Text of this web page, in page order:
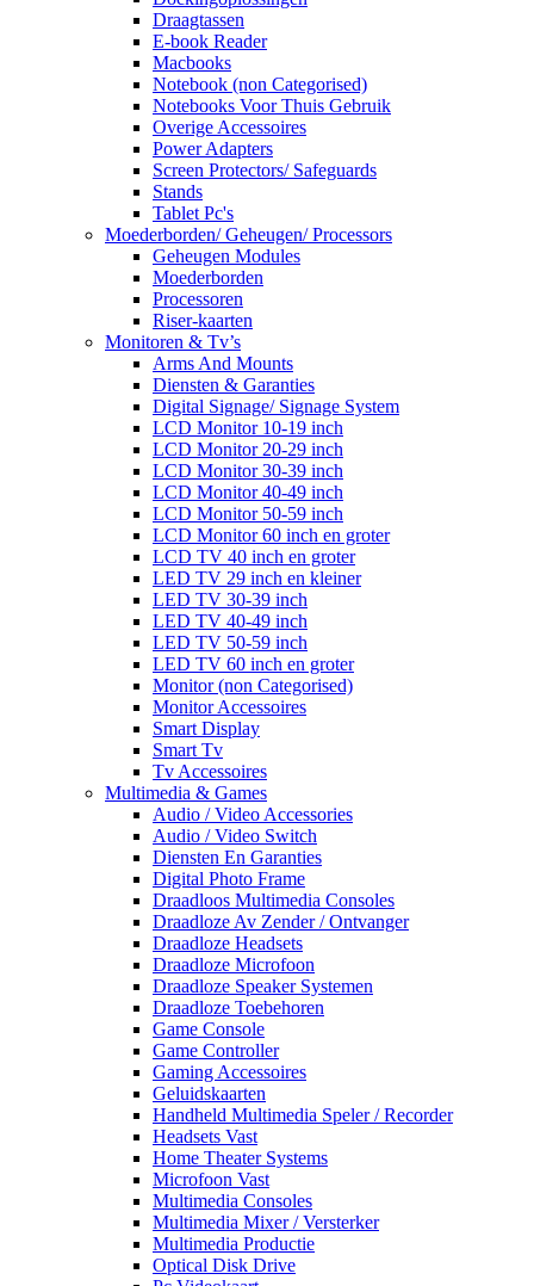
Draagtassen
E-book Reader
Macbooks
Notebook (non Categorised)
Notebooks Voor Thuis Gebruik
Overige Accessoires
Power Adapters
Screen Protectors/ Safeguards
Stands
Tablet Pc's
Moederborden/ Geheugen/ Processors
Geheugen Modules
Moederborden
Processoren
Riser-kaarten
Monitoren & Tv’s
Arms And Mounts
Diensten & Garanties
Digital Signage/ Signage System
LCD Monitor 10-19 inch
LCD Monitor 20-29 inch
LCD Monitor 30-39 inch
LCD Monitor 40-49 inch
LCD Monitor 50-59 inch
LCD Monitor 60 inch en groter
LCD TV 40 inch en groter
LED TV 29 inch en kleiner
LED TV 30-39 inch
LED TV 40-49 inch
LED TV 50-59 inch
LED TV 60 inch en groter
Monitor (non Categorised)
Monitor Accessoires
Smart Display
Smart Tv
Tv Accessoires
Multimedia & Games
Audio / Video Accessories
Audio / Video Switch
Diensten En Garanties
Digital Photo Frame
Draadloos Multimedia Consoles
Draadloze Av Zender / Ontvanger
Draadloze Headsets
Draadloze Microfoon
Draadloze Speaker Systemen
Draadloze Toebehoren
Game Console
Game Controller
Gaming Accessoires
Geluidskaarten
Handheld Multimedia Speler / Recorder
Headsets Vast
Home Theater Systems
Microfoon Vast
Multimedia Consoles
Multimedia Mixer / Versterker
Multimedia Productie
Optical Disk Drive